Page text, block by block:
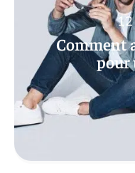
Comment
pour